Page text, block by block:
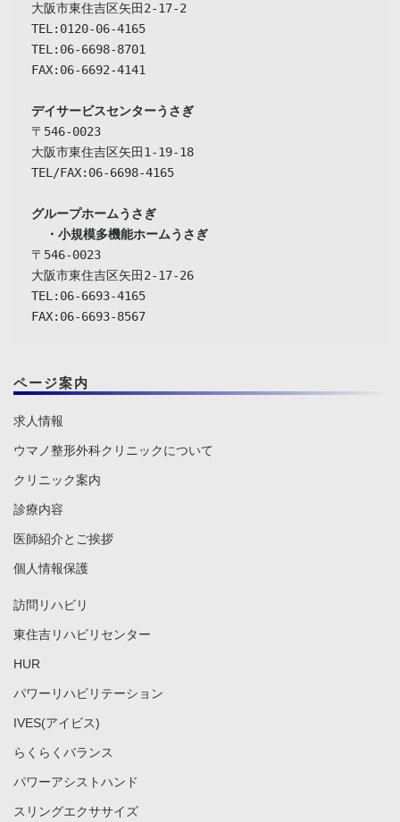
大阪市東住吉区矢田2-17-2
TEL:0120-06-4165
TEL:06-6698-8701
FAX:06-6692-4141
デイサービスセンターうさぎ
〒546-0023
大阪市東住吉区矢田1-19-18
TEL/FAX:06-6698-4165
グループホームうさぎ
  ・小規模多機能ホームうさぎ
〒546-0023
大阪市東住吉区矢田2-17-26
TEL:06-6693-4165
FAX:06-6693-8567
ページ案内
求人情報
ウマノ整形外科クリニックについて
クリニック案内
診療内容
医師紹介とご挨拶
個人情報保護
訪問リハビリ
東住吉リハビリセンター
HUR
パワーリハビリテーション
IVES(アイビス)
らくらくバランス
パワーアシストハンド
スリングエクササイズ